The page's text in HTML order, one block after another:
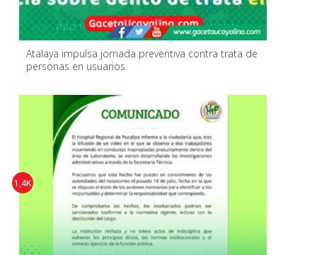
Atalaya impulsa jornada preventiva contra trata de
personas en usuarios
1,4K